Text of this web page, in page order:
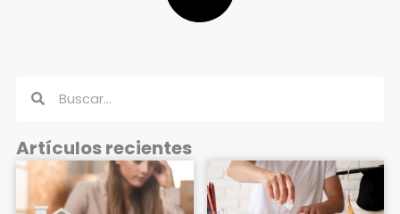
Artículos recientes